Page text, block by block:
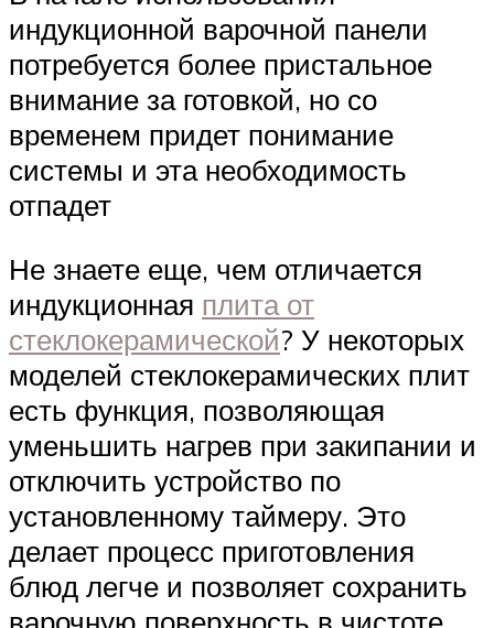
индукционной варочной панели
потребуется более пристальное
внимание за готовкой, но со
временем придет понимание
системы и эта необходимость
отпадет
Не знаете еще, чем отличается
индукционная плита от
стеклокерамической? У некоторых
моделей стеклокерамических плит
есть функция, позволяющая
уменьшить нагрев при закипании и
отключить устройство по
установленному таймеру. Это
делает процесс приготовления
блюд легче и позволяет сохранить